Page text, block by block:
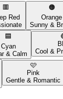
🟥
Red
🟠
Orange
Sunny &
🟦
Cyan
& Calm
Cool &
🩷
Pink
Gentle & Romantic